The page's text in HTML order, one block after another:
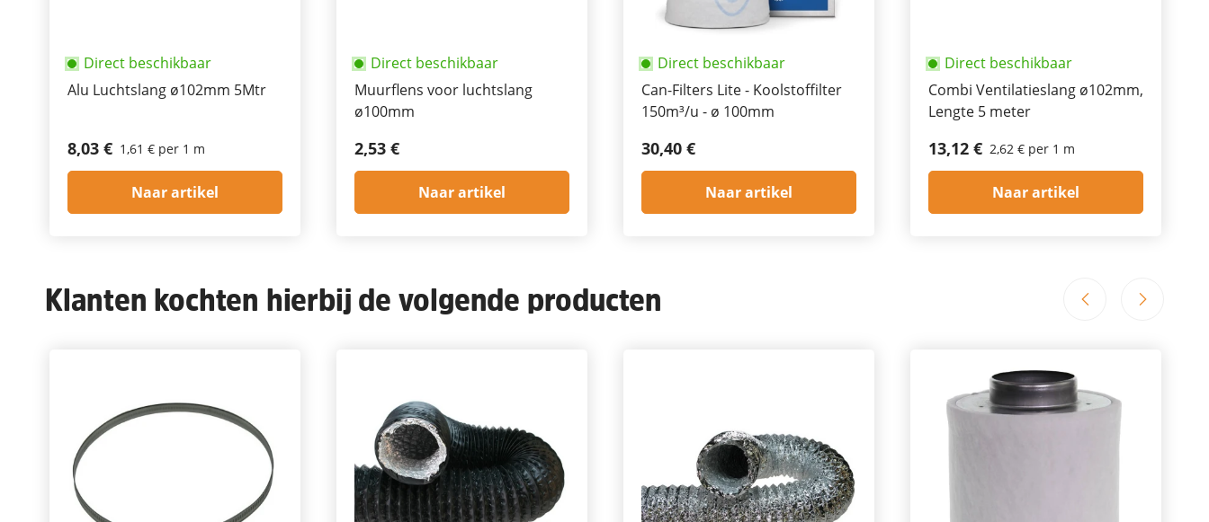
Direct beschikbaar
Alu Luchtslang ø102mm 5Mtr
8,03 € 1,61 € per 1 m
Naar artikel
Direct beschikbaar
Muurflens voor luchtslang
ø100mm
2,53 €
Naar artikel
Direct beschikbaar
Can-Filters Lite - Koolstoffilter
150m³/u - ø 100mm
30,40 €
Naar artikel
Direct beschikbaar
Combi Ventilatieslang ø102mm,
Lengte 5 meter
13,12 € 2,62 € per 1 m
Naar artikel
Klanten kochten hierbij de volgende producten